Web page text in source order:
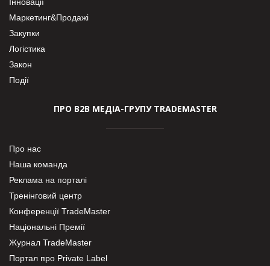
Маркетинг&Продажі
Закупки
Логістика
Закон
Події
ПРО В2В МЕДІА-ГРУПУ TRADEMASTER
Про нас
Наша команда
Реклама на порталі
Тренінговий центр
Конференції TradeMaster
Національні Премії
Журнал TradeMaster
Портал про Private Label